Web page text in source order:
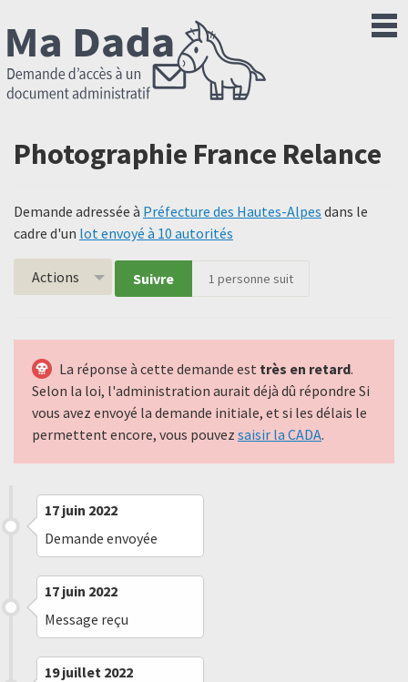
Photographie France Relance
Demande adressée à Préfecture des Hautes-Alpes dans le
cadre d'un lot envoyé à 10 autorités
Actions Suivre 1 personne suit
La réponse à cette demande est très en retard.
Selon la loi, l'administration aurait déjà dû répondre Si
vous avez envoyé la demande initiale, et si les délais le
permettent encore, vous pouvez saisir la CADA.
17 juin 2022
Demande envoyée
17 juin 2022
Message reçu
19 juillet 2022